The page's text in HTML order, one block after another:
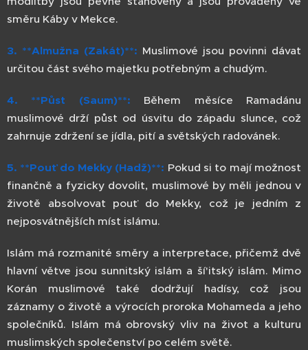
směru Káby v Mekce.
3. **Almužna (Zakát)**: Muslimové jsou povinni dávat
určitou část svého majetku potřebným a chudým.
4. **Půst (Saum)**: Během měsíce Ramadánu
muslimové drží půst od úsvitu do západu slunce, což
zahrnuje zdržení se jídla, pití a světských radovánek.
5. **Pouť do Mekky (Hadž)**: Pokud si to mají možnost
finančně a fyzicky dovolit, muslimové by měli jednou v
životě absolvovat pouť do Mekky, což je jedním z
nejposvátnějších míst islámu.
Islám má rozmanité směry a interpretace, přičemž dvě
hlavní větve jsou sunnitský islám a ší'itský islám. Mimo
Korán muslimové také dodržují hadísy, což jsou
záznamy o životě a výrocích proroka Mohameda a jeho
společníků. Islám má obrovský vliv na život a kulturu
muslimských společenství po celém světě.